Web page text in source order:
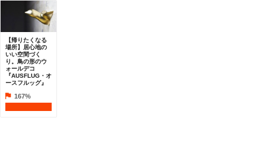
【帰りたくなる
場所】居心地の
いい空間づく
り。鳥の形のウ
ォールデコ
『AUSFLUG・オ
ースフルッグ』
167%